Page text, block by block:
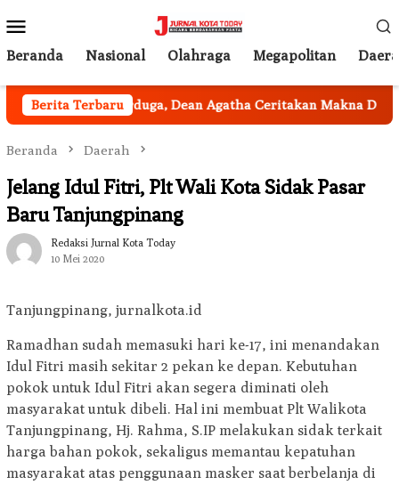
ke
kontenMobile
Beranda Nasional Olahraga Megapolitan
Berita Terbaru
Tak Terduga, Dean Agatha Ceritakan Makna Dalam
Beranda Daerah
Jelang Idul Fitri, Plt Wali Kota Sidak Pasar
Baru Tanjungpinang
Redaksi Jurnal Kota Today
10 Mei 2020
Tanjungpinang, jurnalkota.id
Ramadhan sudah memasuki hari ke-17, ini menandakan
Idul Fitri masih sekitar 2 pekan ke depan. Kebutuhan
pokok untuk Idul Fitri akan segera diminati oleh
masyarakat untuk dibeli. Hal ini membuat Plt Walikota
Tanjungpinang, Hj. Rahma, S.IP melakukan sidak terkait
harga bahan pokok, sekaligus memantau kepatuhan
masyarakat atas penggunaan masker saat berbelanja di